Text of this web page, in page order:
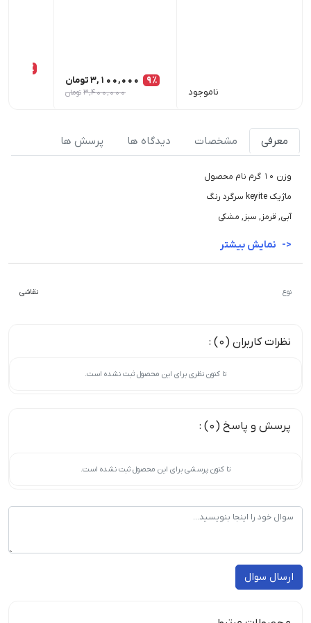
ناموجود
9٪ 3,100,000تومان
3,400,000 تومان
13٪
معرفی مشخصات دیدگاه ها پرسش ها
وزن 10 گرم نام محصول
ماژیک keyite سرگرد رنگ
آبی, قرمز, سبز, مشکی
نوع نقاشی
نظرات کاربران (0) :
تا کنون نظری برای این محصول ثبت نشده است.
پرسش و پاسخ (0) :
تا کنون پرسشی برای این محصول ثبت نشده است.
ارسال سوال